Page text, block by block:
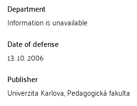
Department
Information is unavailable
Date of defense
13. 10. 2006
Publisher
Univerzita Karlova, Pedagogická fakulta